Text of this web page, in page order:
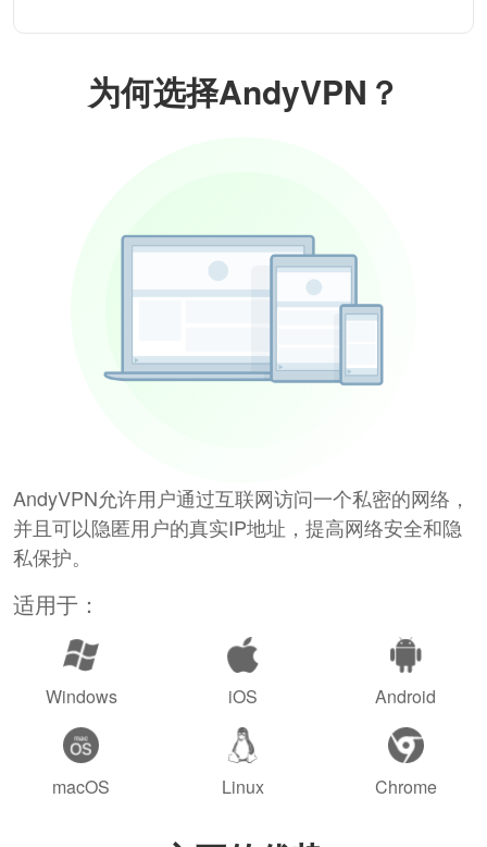
为何选择AndyVPN？
AndyVPN允许用户通过互联网访问一个私密的网络，
并且可以隐匿用户的真实IP地址，提高网络安全和隐
私保护。
适用于：
Windows iOS Android
macOS Linux Chrome